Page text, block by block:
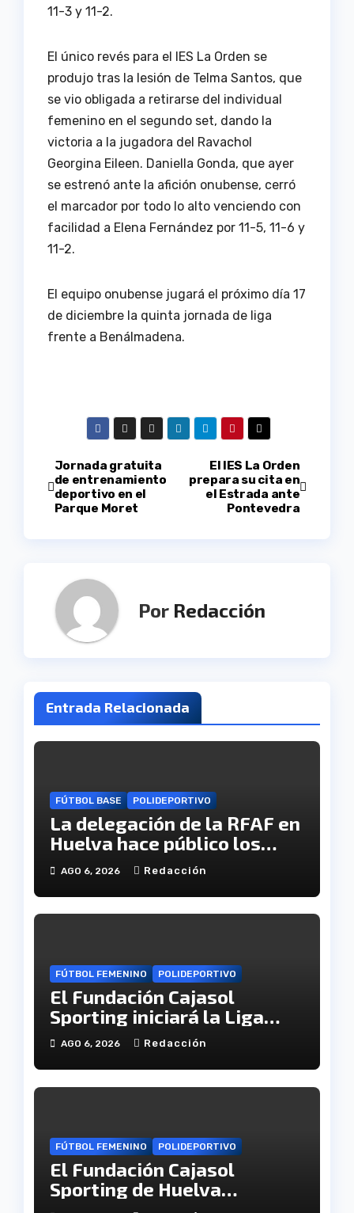
11-3 y 11-2.
El único revés para el IES La Orden se
produjo tras la lesión de Telma Santos, que
se vio obligada a retirarse del individual
femenino en el segundo set, dando la
victoria a la jugadora del Ravachol
Georgina Eileen. Daniella Gonda, que ayer
se estrenó ante la afición onubense, cerró
el marcador por todo lo alto venciendo con
facilidad a Elena Fernández por 11-5, 11-6 y
11-2.
El equipo onubense jugará el próximo día 17
de diciembre la quinta jornada de liga
frente a Benálmadena.
Navegación
de
El IES La Orden
prepara su cita en
el Estrada ante
Pontevedra
Jornada gratuita
de entrenamiento
deportivo en el
Parque Moret
Por Redacción
Entrada Relacionada
FÚTBOL BASE POLIDEPORTIVO
La delegación de la RFAF en
Huelva hace público los
calendarios de la categoría
juvenil
AGO 6, 2026 Redacción
FÚTBOL FEMENINO POLIDEPORTIVO
El Fundación Cajasol
Sporting iniciará la Liga
recibiendo al Cacereño
AGO 6, 2026 Redacción
FÚTBOL FEMENINO POLIDEPORTIVO
El Fundación Cajasol
Sporting de Huelva